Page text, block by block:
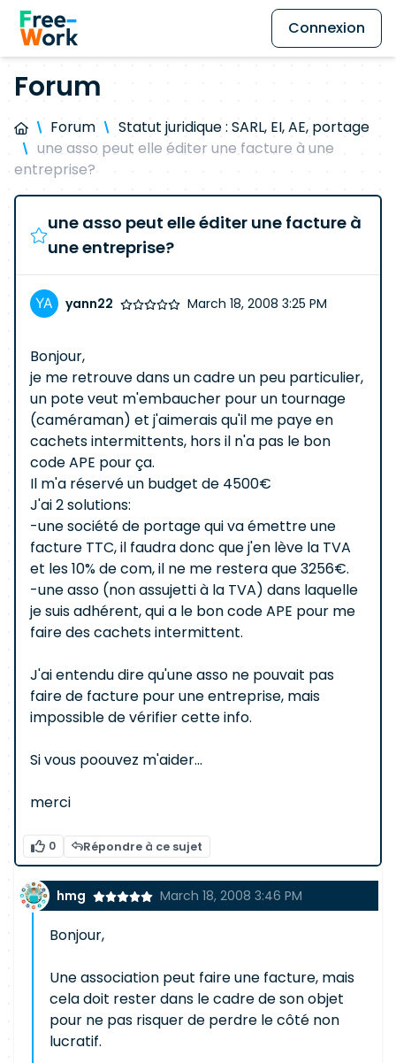
Connexion
Forum
Forum
Statut juridique : SARL, EI, AE, portage
une asso peut elle éditer une facture à une
entreprise?
une asso peut elle éditer une facture à
une entreprise?
yann22 March 18, 2008 3:25 PM
Bonjour,
je me retrouve dans un cadre un peu particulier,
un pote veut m'embaucher pour un tournage
(caméraman) et j'aimerais qu'il me paye en
cachets intermittents, hors il n'a pas le bon
code APE pour ça.
Il m'a réservé un budget de 4500€
J'ai 2 solutions:
-une société de portage qui va émettre une
facture TTC, il faudra donc que j'en lève la TVA
et les 10% de com, il ne me restera que 3256€.
-une asso (non assujetti à la TVA) dans laquelle
je suis adhérent, qui a le bon code APE pour me
faire des cachets intermittent.
J'ai entendu dire qu'une asso ne pouvait pas
faire de facture pour une entreprise, mais
impossible de vérifier cette info.
Si vous poouvez m'aider...
merci
0 Répondre à ce sujet
hmg March 18, 2008 3:46 PM
Bonjour,
Une association peut faire une facture, mais
cela doit rester dans le cadre de son objet
pour ne pas risquer de perdre le côté non
lucratif.